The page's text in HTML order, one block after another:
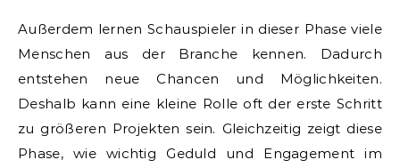
Außerdem lernen Schauspieler in dieser Phase viele
Menschen aus der Branche kennen. Dadurch
entstehen neue Chancen und Möglichkeiten.
Deshalb kann eine kleine Rolle oft der erste Schritt
zu größeren Projekten sein. Gleichzeitig zeigt diese
Phase, wie wichtig Geduld und Engagement im